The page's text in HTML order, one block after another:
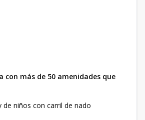
con más de 50 amenidades que
de niños con carril de nado